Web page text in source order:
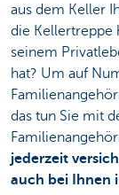
aus dem Keller
die Kellertreppe
seinem
hat? Um auf
das tun Sie mit
jederzeit
auch bei Ihnen